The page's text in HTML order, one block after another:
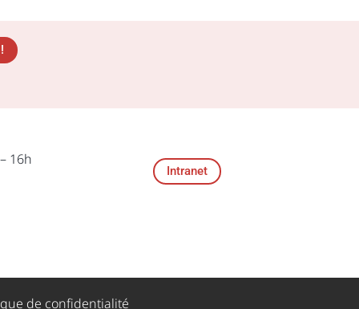
16h
Intranet
de confidentialité​